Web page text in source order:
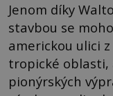
Jenom díky
stavbou se
americkou ulici
tropické oblasti,
pionýrských